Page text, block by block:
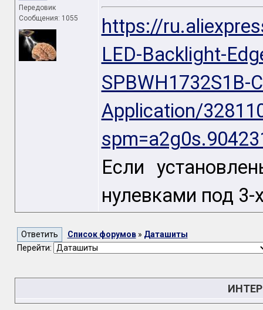
Передовик
Сообщения: 1055
https://
LED-Backlight-
SPBWH1732S1B-
Application/
Если
нулевками под 3-
Список форумов» Даташиты
Перейти: